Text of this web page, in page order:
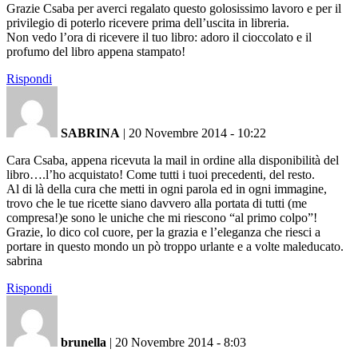
Grazie Csaba per averci regalato questo golosissimo lavoro e per il
privilegio di poterlo ricevere prima dell’uscita in libreria.
Non vedo l’ora di ricevere il tuo libro: adoro il cioccolato e il
profumo del libro appena stampato!
Rispondi
SABRINA | 20 Novembre 2014 - 10:22
Cara Csaba, appena ricevuta la mail in ordine alla disponibilità del
libro….l’ho acquistato! Come tutti i tuoi precedenti, del resto.
Al di là della cura che metti in ogni parola ed in ogni immagine,
trovo che le tue ricette siano davvero alla portata di tutti (me
compresa!)e sono le uniche che mi riescono “al primo colpo”!
Grazie, lo dico col cuore, per la grazia e l’eleganza che riesci a
portare in questo mondo un pò troppo urlante e a volte maleducato.
sabrina
Rispondi
brunella | 20 Novembre 2014 - 8:03